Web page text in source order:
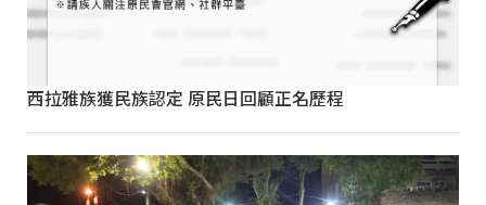
西拉雅族獲民族認定 原民日回顧正名歷程